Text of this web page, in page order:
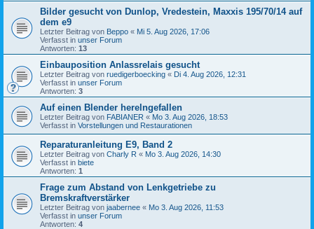
Bilder gesucht von Dunlop, Vredestein, Maxxis 195/70/14 auf
dem e9
Letzter Beitrag von Beppo « Mi 5. Aug 2026, 17:06
Verfasst in unser Forum
Antworten: 13
Einbauposition Anlassrelais gesucht
Letzter Beitrag von ruedigerboecking « Di 4. Aug 2026, 12:31
Verfasst in unser Forum
Antworten: 3
Auf einen Blender herelngefallen
Letzter Beitrag von FABIANER « Mo 3. Aug 2026, 18:53
Verfasst in Vorstellungen und Restaurationen
Reparaturanleitung E9, Band 2
Letzter Beitrag von Charly R « Mo 3. Aug 2026, 14:30
Verfasst in biete
Antworten: 1
Frage zum Abstand von Lenkgetriebe zu
Bremskraftverstärker
Letzter Beitrag von jaabernee « Mo 3. Aug 2026, 11:53
Verfasst in unser Forum
Antworten: 4